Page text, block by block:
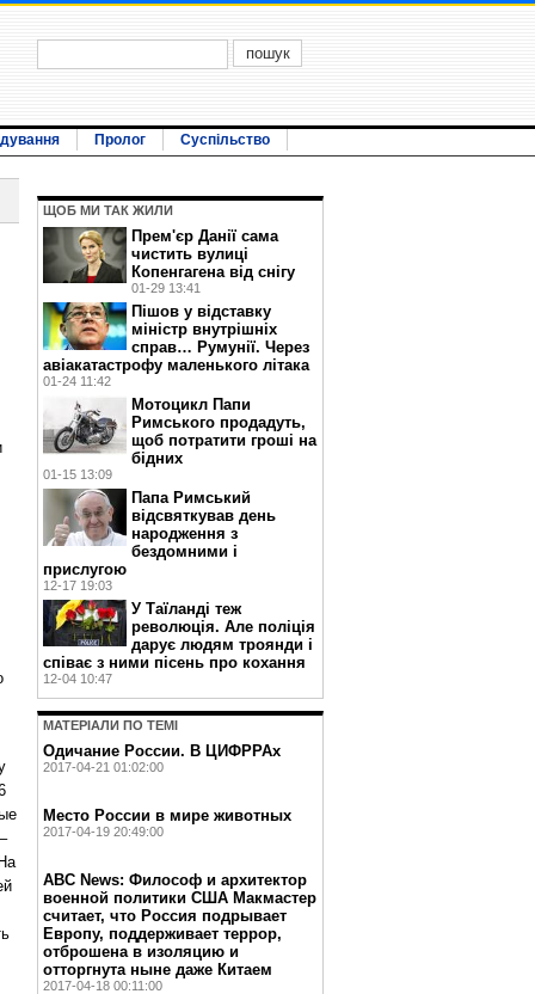
Пролог Суспільство
ЩОБ МИ ТАК ЖИЛИ
Прем'єр Данії сама
чистить вулиці
Копенгагена від снігу
01-29 13:41
Пішов у відставку
міністр внутрішніх
справ… Румунії. Через
авіакатастрофу маленького літака
01-24 11:42
Мотоцикл Папи
Римського продадуть,
щоб потратити гроші на
бідних
01-15 13:09
Папа Римський
відсвяткував день
народження з
бездомними і
прислугою
12-17 19:03
У Таїланді теж
революція. Але поліція
дарує людям троянди і
співає з ними пісень про кохання
12-04 10:47
МАТЕРIАЛИ ПО ТЕМI
Одичание России. В ЦИФРРАх
2017-04-21 01:02:00
Место России в мире животных
2017-04-19 20:49:00
ABC News: Философ и архитектор
военной политики США Макмастер
считает, что Россия подрывает
Европу, поддерживает террор,
отброшена в изоляцию и
отторгнута ныне даже Китаем
2017-04-18 00:11:00